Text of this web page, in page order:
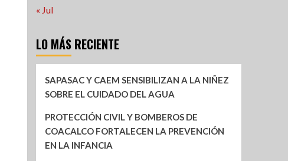
« Jul
LO MÁS RECIENTE
SAPASAC Y CAEM SENSIBILIZAN A LA NIÑEZ
SOBRE EL CUIDADO DEL AGUA
PROTECCIÓN CIVIL Y BOMBEROS DE
COACALCO FORTALECEN LA PREVENCIÓN
EN LA INFANCIA